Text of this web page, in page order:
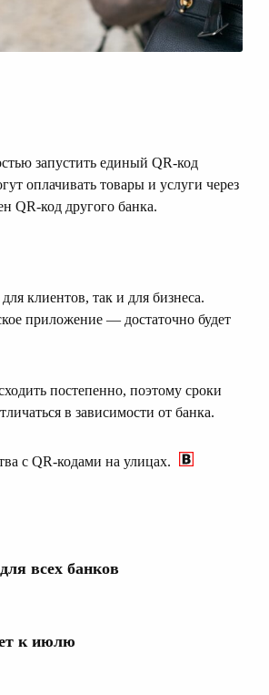
запустить единый QR-код
оплачивать товары и услуги через
QR-код другого банка.
клиентов, так и для бизнеса.
приложение — достаточно будет
постепенно, поэтому сроки
в зависимости от банка.
с QR-кодами на улицах.
всех банков
к июлю